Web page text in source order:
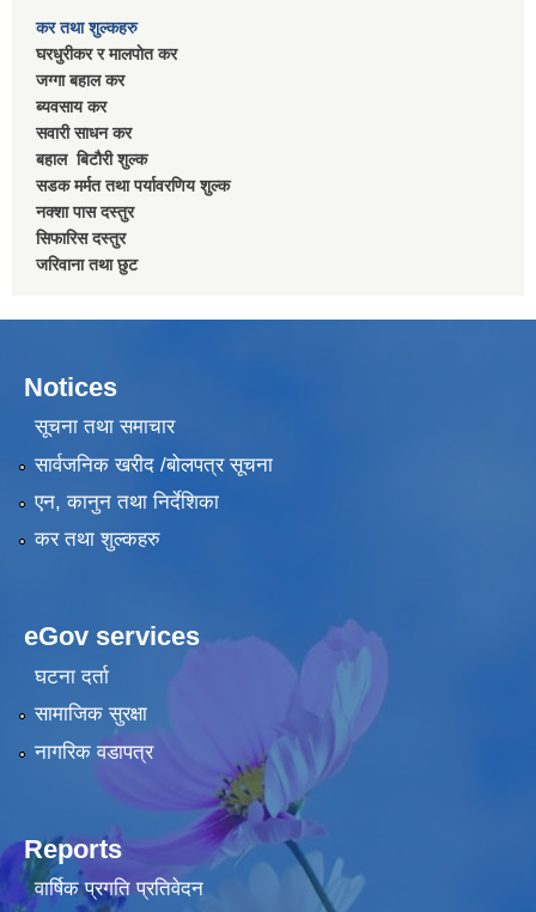
कर तथा शुल्कहरु
घरधुरीकर र मालपाेत कर
जग्गा बहाल कर
ब्यवसाय कर
सवारी साधन कर
बहाल बिटाैरी शुल्क
सडक मर्मत तथा पर्यावरणिय शुल्क
नक्शा पास दस्तुर
सिफारिस दस्तुर
जरिवाना तथा छुट
Notices
सूचना तथा समाचार
सार्वजनिक खरीद /बोलपत्र सूचना
एन, कानुन तथा निर्देशिका
कर तथा शुल्कहरु
eGov services
घटना दर्ता
सामाजिक सुरक्षा
नागरिक वडापत्र
Reports
वार्षिक प्रगति प्रतिवेदन